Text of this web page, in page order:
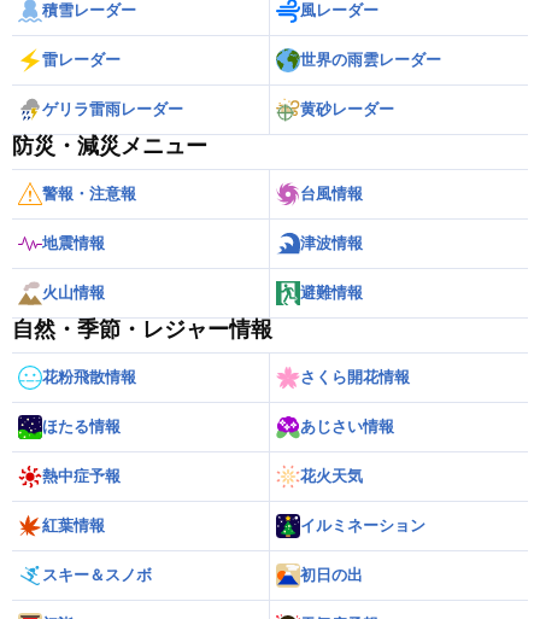
積雪レーダー 風レーダー
雷レーダー 世界の雨雲レーダー
ゲリラ雷雨レーダー 黄砂レーダー
防災・減災メニュー
警報・注意報 台風情報
地震情報 津波情報
火山情報 避難情報
自然・季節・レジャー情報
花粉飛散情報 さくら開花情報
ほたる情報 あじさい情報
熱中症予報 花火天気
紅葉情報 イルミネーション
スキー＆スノボ 初日の出